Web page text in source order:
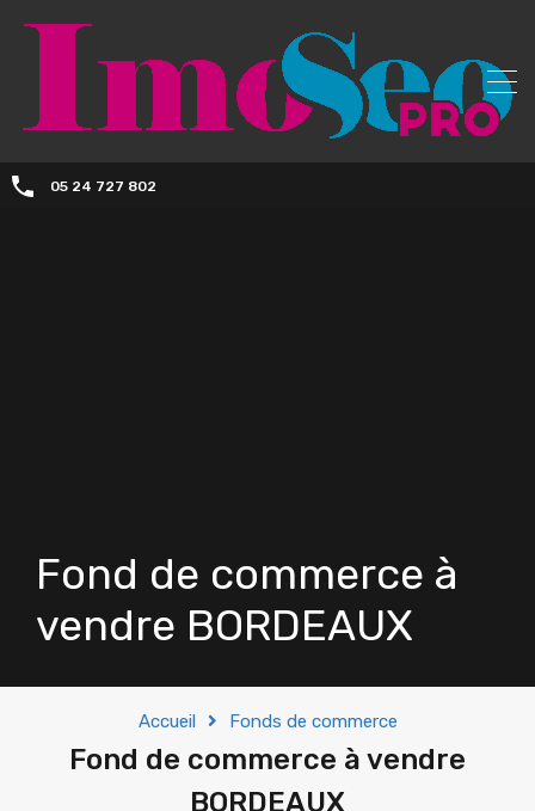
05 24 727 802
Fond de commerce à
vendre BORDEAUX
Accueil Fonds de commerce
Fond de commerce à vendre
BORDEAUX